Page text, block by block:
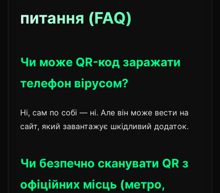
питання (FAQ)
Чи може QR-код заражати
телефон вірусом?
Ні, сам по собі — ні. Але він може вести на
сайт, який завантажує шкідливий додаток.
Чи безпечно сканувати QR з
офіційних місць (метро,